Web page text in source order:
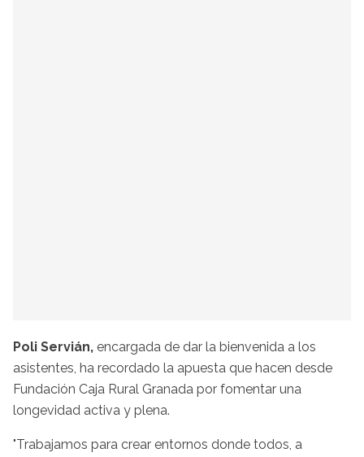
Poli Servián, encargada de dar la bienvenida a los
asistentes, ha recordado la apuesta que hacen desde
Fundación Caja Rural Granada por fomentar una
longevidad activa y plena.
"Trabajamos para crear entornos donde todos, a